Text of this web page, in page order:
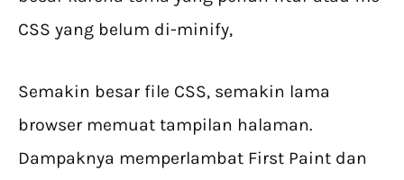
CSS yang belum di-minify,
Semakin besar file CSS, semakin lama
browser memuat tampilan halaman.
Dampaknya memperlambat First Paint dan